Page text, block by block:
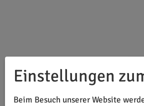
Einstellungen
Beim Besuch unserer Website